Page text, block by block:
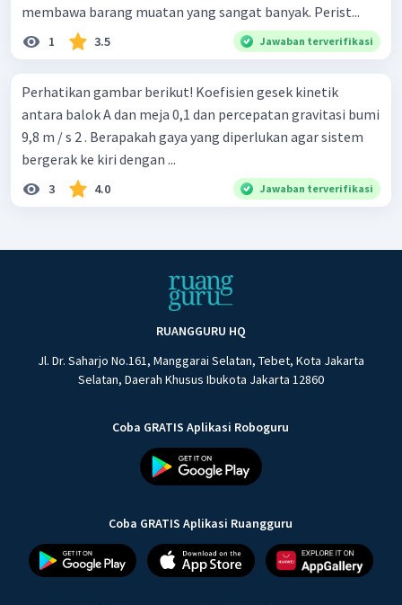
membawa barang muatan yang sangat banyak. Perist...
1 3.5 Jawaban terverifikasi
Perhatikan gambar berikut! Koefisien gesek kinetik
antara balok A dan meja 0,1 dan percepatan gravitasi bumi
9,8 m / s 2 . Berapakah gaya yang diperlukan agar sistem
bergerak ke kiri dengan ...
3 4.0 Jawaban terverifikasi
RUANGGURU HQ
Jl. Dr. Saharjo No.161, Manggarai Selatan, Tebet, Kota Jakarta
Selatan, Daerah Khusus Ibukota Jakarta 12860
Coba GRATIS Aplikasi Roboguru
Coba GRATIS Aplikasi Ruangguru